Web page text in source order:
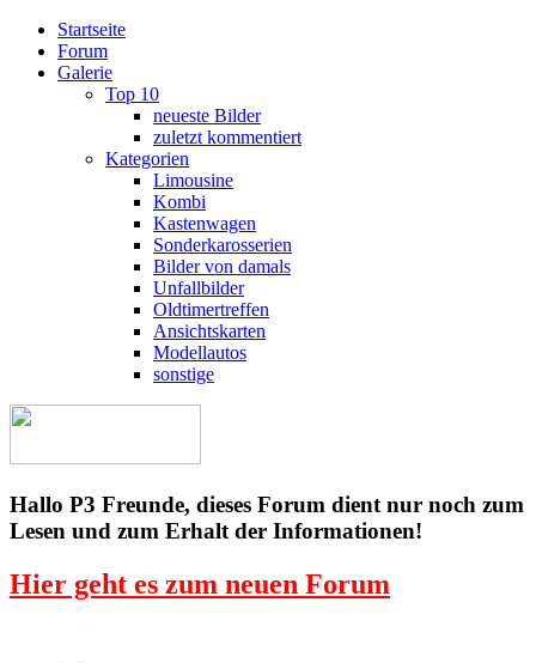
Startseite
Forum
Galerie
Top 10
neueste Bilder
zuletzt kommentiert
Kategorien
Limousine
Kombi
Kastenwagen
Sonderkarosserien
Bilder von damals
Unfallbilder
Oldtimertreffen
Ansichtskarten
Modellautos
sonstige
Hallo P3 Freunde, dieses Forum dient nur noch zum
Lesen und zum Erhalt der Informationen!
Hier geht es zum neuen Forum